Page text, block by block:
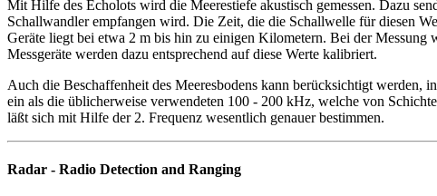
Mit Hilfe des Echolots wird die Meerestiefe akustisch gemessen. Dazu
Schallwandler empfangen wird. Die Zeit, die die Schallwelle für diesen
Geräte liegt bei etwa 2 m bis hin zu einigen Kilometern. Bei der Messung
Messgeräte werden dazu entsprechend auf diese Werte kalibriert.
Auch die Beschaffenheit des Meeresbodens kann berücksichtigt
ein als die üblicherweise verwendeten 100 - 200 kHz, welche von
läßt sich mit Hilfe der 2. Frequenz wesentlich genauer bestimmen.
Radar - Radio Detection and Ranging